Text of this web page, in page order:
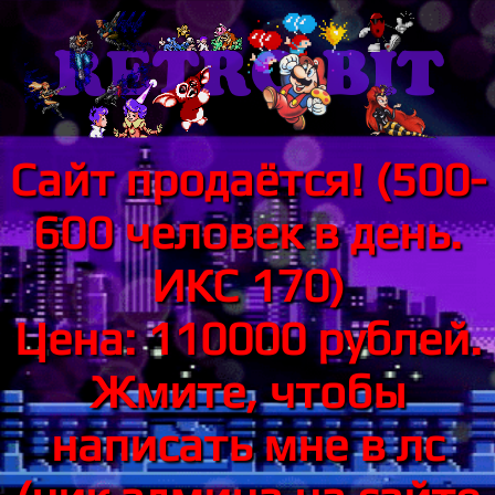
Сайт продаётся! (500-
600 человек в день.
ИКС 170)
Цена: 110000 рублей.
Жмите, чтобы
написать мне в лс